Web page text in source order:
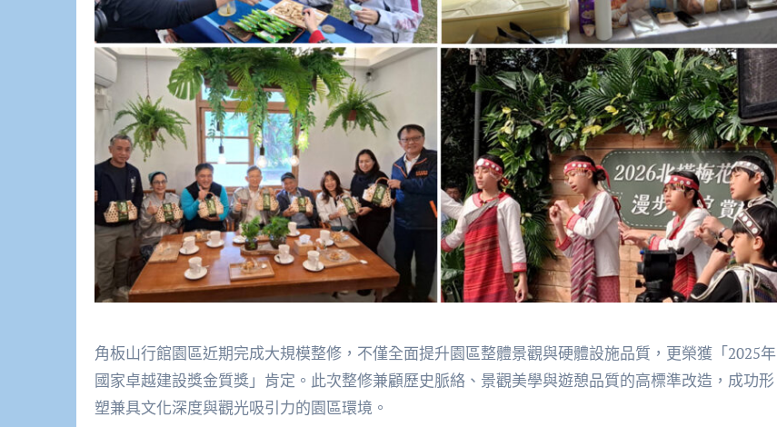
角板山行館園區近期完成大規模整修，不僅全面提升園區整體景觀與硬體設施品質，更榮獲「2025年
國家卓越建設獎金質獎」肯定。此次整修兼顧歷史脈絡、景觀美學與遊憩品質的高標準改造，成功形
塑兼具文化深度與觀光吸引力的園區環境。